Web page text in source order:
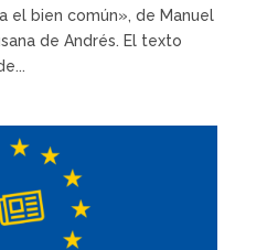
el bien común», de Manuel
de Andrés. El texto